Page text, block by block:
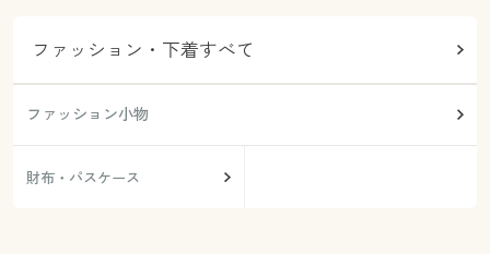
ファッション・下着すべて
ファッション小物
財布・パスケース